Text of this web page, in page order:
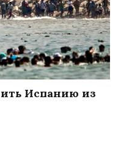
Испанию из